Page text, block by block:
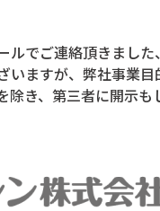
ルでご連絡頂きまし
いますが、弊社事業
き、第三者に開示も